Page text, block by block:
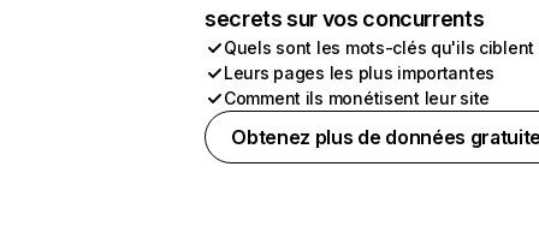
secrets sur vos concurrents
Quels sont les mots-clés qu'ils ciblent
Leurs pages les plus importantes
Comment ils monétisent leur site
Obtenez plus de données